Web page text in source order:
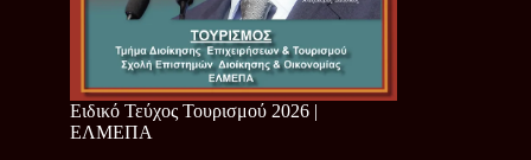
Ειδικό Τεύχος Τουρισμού 2026 |
ΕΛΜΕΠΑ